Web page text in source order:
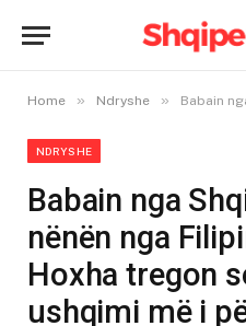
Home » Ndryshe » Babain nga Shqipëria
NDRYSHE
Babain nga
nënën nga
Hoxha tregon
ushqimi më i